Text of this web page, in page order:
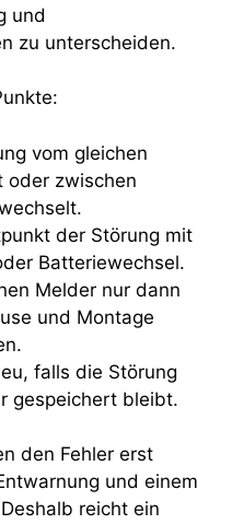
und
zu unterscheiden.
vom gleichen
oder zwischen
der Störung mit
Batteriewechsel.
Melder nur dann
und Montage
falls die Störung
gespeichert bleibt.
den Fehler erst
und einem
reicht ein